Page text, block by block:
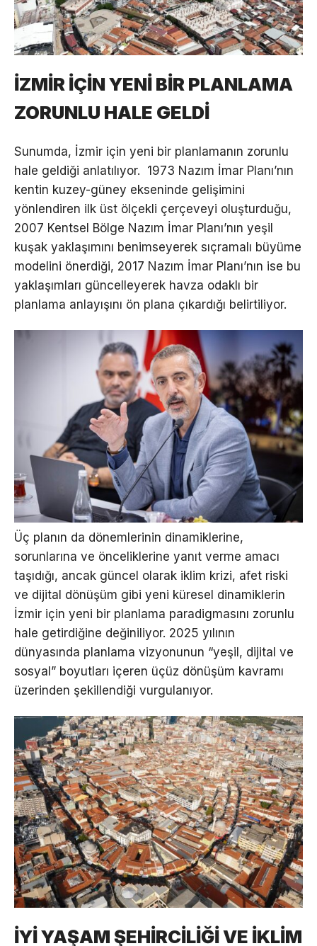
İZMİR İÇİN YENİ BİR PLANLAMA
ZORUNLU HALE GELDİ
Sunumda, İzmir için yeni bir planlamanın zorunlu
hale geldiği anlatılıyor. 1973 Nazım İmar Planı’nın
kentin kuzey-güney ekseninde gelişimini
yönlendiren ilk üst ölçekli çerçeveyi oluşturduğu,
2007 Kentsel Bölge Nazım İmar Planı’nın yeşil
kuşak yaklaşımını benimseyerek sıçramalı büyüme
modelini önerdiği, 2017 Nazım İmar Planı’nın ise bu
yaklaşımları güncelleyerek havza odaklı bir
planlama anlayışını ön plana çıkardığı belirtiliyor.
Üç planın da dönemlerinin dinamiklerine,
sorunlarına ve önceliklerine yanıt verme amacı
taşıdığı, ancak güncel olarak iklim krizi, afet riski
ve dijital dönüşüm gibi yeni küresel dinamiklerin
İzmir için yeni bir planlama paradigmasını zorunlu
hale getirdiğine değiniliyor. 2025 yılının
dünyasında planlama vizyonunun “yeşil, dijital ve
sosyal” boyutları içeren üçüz dönüşüm kavramı
üzerinden şekillendiği vurgulanıyor.
İYİ YAŞAM ŞEHİRCİLİĞİ VE İKLİM